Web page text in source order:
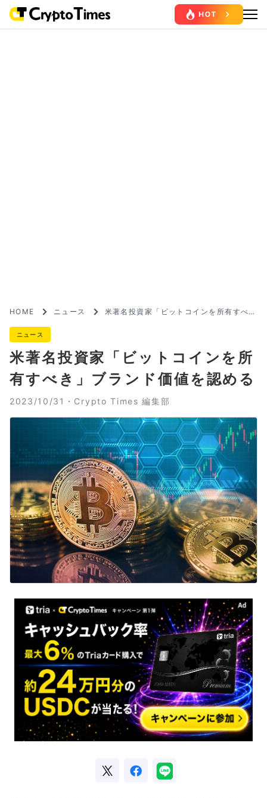
HOME ニュース
米著名投資家「ビットコインを所有すべ
ニュース
米著名投資家「ビットコインを所
有すべき」ブランド価値を認める
2023/10/31・ Crypto Times 編集部